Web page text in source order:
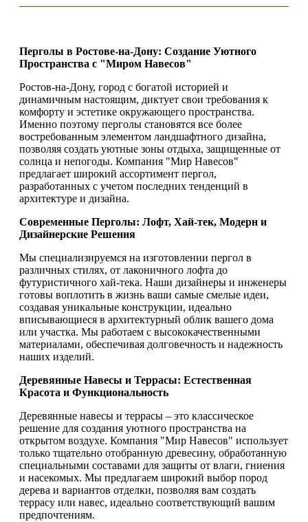
Перголы в Ростове-на-Дону: Создание Уютного
Пространства с "Миром Навесов"
Ростов-на-Дону, город с богатой историей и
динамичным настоящим, диктует свои требования к
комфорту и эстетике окружающего пространства.
Именно поэтому перголы становятся все более
востребованным элементом ландшафтного дизайна,
позволяя создать уютные зоны отдыха, защищенные от
солнца и непогоды. Компания "Мир Навесов"
предлагает широкий ассортимент пергол,
разработанных с учетом последних тенденций в
архитектуре и дизайна.
Современные Перголы: Лофт, Хай-тек, Модерн и
Дизайнерские Решения
Мы специализируемся на изготовлении пергол в
различных стилях, от лаконичного лофта до
футуристичного хай-тека. Наши дизайнеры и инженеры
готовы воплотить в жизнь ваши самые смелые идеи,
создавая уникальные конструкции, идеально
вписывающиеся в архитектурный облик вашего дома
или участка. Мы работаем с высококачественными
материалами, обеспечивая долговечность и надежность
наших изделий.
Деревянные Навесы и Террасы: Естественная
Красота и Функциональность
Деревянные навесы и террасы – это классическое
решение для создания уютного пространства на
открытом воздухе. Компания "Мир Навесов" использует
только тщательно отобранную древесину, обработанную
специальными составами для защиты от влаги, гниения
и насекомых. Мы предлагаем широкий выбор пород
дерева и вариантов отделки, позволяя вам создать
террасу или навес, идеально соответствующий вашим
предпочтениям.